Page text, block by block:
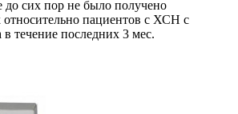
сих пор не было получено
пациентов с ХСН с
течение последних 3 мес.